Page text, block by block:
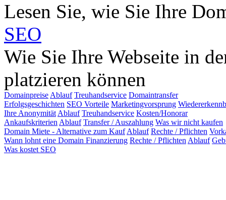
Lesen Sie, wie Sie Ihre
SEO
Wie Sie Ihre Webseite in
platzieren können
Domainpreise Ablauf Treuhandservice Domaintransfer
Erfolgsgeschichten SEO Vorteile Marketingvorsprung
Ihre Anonymität Ablauf Treuhandservice Kosten/Honorar
Ankaufskriterien Ablauf Transfer / Auszahlung Was wir nicht kaufen
Domain Miete - Alternative zum Kauf Ablauf Rechte / Pflichten
Wann lohnt eine Domain Finanzierung Rechte / Pflichten Ablauf
Was kostet SEO